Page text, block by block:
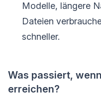
Modelle, längere
Dateien
schneller.
Was passiert,
erreichen?